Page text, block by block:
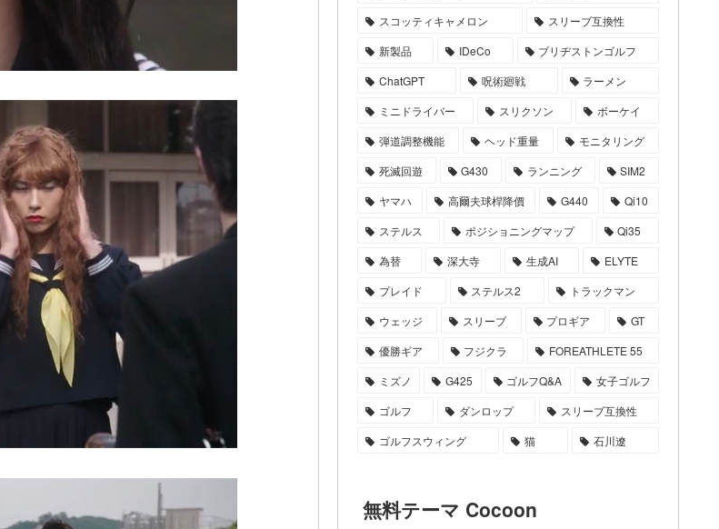
スコッティキャメロン
スリーブ互換性
新製品
IDeCo
ブリヂストンゴルフ
ChatGPT
呪術廻戦
ラーメン
ミニドライバー
スリクソン
ボーケイ
弾道調整機能
ヘッド重量
モニタリング
死滅回遊
G430 ランニング
SIM2
ヤマハ
高爾夫球桿降價 G440
Qi10
ステルス
ポジショニングマップ
Qi35
為替
深大寺 生成AI
ELYTE
プレイド
ステルス2
トラックマン
ウェッジ
スリーブ プロギア
GT
優勝ギア
フジクラ
FOREATHLETE 55
ミズノ
G425 ゴルフQ&A
女子ゴルフ
ゴルフ
ダンロップ
スリーブ互換性
ゴルフスウィング
猫 石川遼
無料テーマ Cocoon